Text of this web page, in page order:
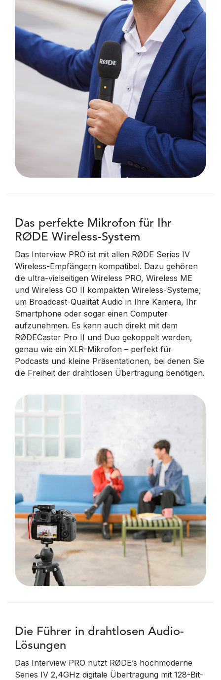
Das perfekte Mikrofon für Ihr
RØDE Wireless-System
Das Interview PRO ist mit allen RØDE Series IV
Wireless-Empfängern kompatibel. Dazu gehören
die ultra-vielseitigen Wireless PRO, Wireless ME
und Wireless GO II kompakten Wireless-Systeme,
um Broadcast-Qualität Audio in Ihre Kamera, Ihr
Smartphone oder sogar einen Computer
aufzunehmen. Es kann auch direkt mit dem
RØDECaster Pro II und Duo gekoppelt werden,
genau wie ein XLR-Mikrofon – perfekt für
Podcasts und kleine Präsentationen, bei denen Sie
die Freiheit der drahtlosen Übertragung benötigen.
Die Führer in drahtlosen Audio-
Lösungen
Das Interview PRO nutzt RØDE’s hochmoderne
Series IV 2,4GHz digitale Übertragung mit 128-Bit-